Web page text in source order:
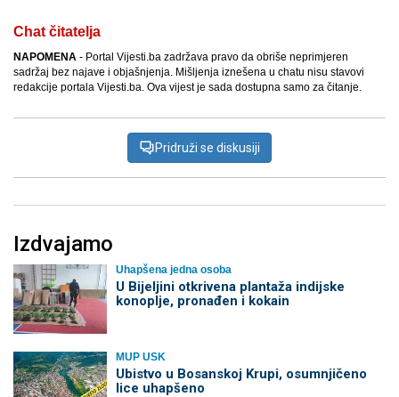
Chat čitatelja
NAPOMENA - Portal Vijesti.ba zadržava pravo da obriše neprimjeren
sadržaj bez najave i objašnjenja. Mišljenja iznešena u chatu nisu stavovi
redakcije portala Vijesti.ba. Ova vijest je sada dostupna samo za čitanje.
Pridruži se diskusiji
Izdvajamo
Uhapšena jedna osoba
​U Bijeljini otkrivena plantaža indijske
konoplje, pronađen i kokain
MUP USK
Ubistvo u Bosanskoj Krupi, osumnjičeno
lice uhapšeno